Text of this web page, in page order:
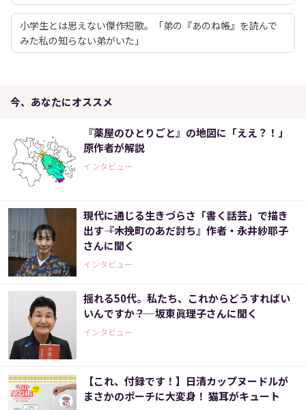
小学生とは思えない傑作短歌。「弟の『あのね帳』を読んで
みた私の知らない弟がいた」
今、あなたにオススメ
『薬屋のひとりごと』の地図に「ええ？！」
原作者が解説
インタビュー
現代に通じる生きづらさ「書く話芸」で描き
出す――『木挽町のあだ討ち』作者・永井紗耶子
さんに聞く
インタビュー
揺れる50代。私たち、これからどうすればい
いんですか――？ 坂東眞理子さんに聞く
インタビュー
【これ、付録です！】日清カップヌードルが
まさかのポーチに大変身！ 猫耳がキュート